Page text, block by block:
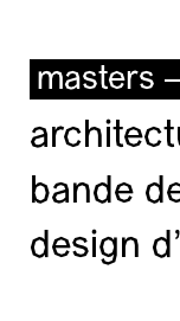
masters
bande
design